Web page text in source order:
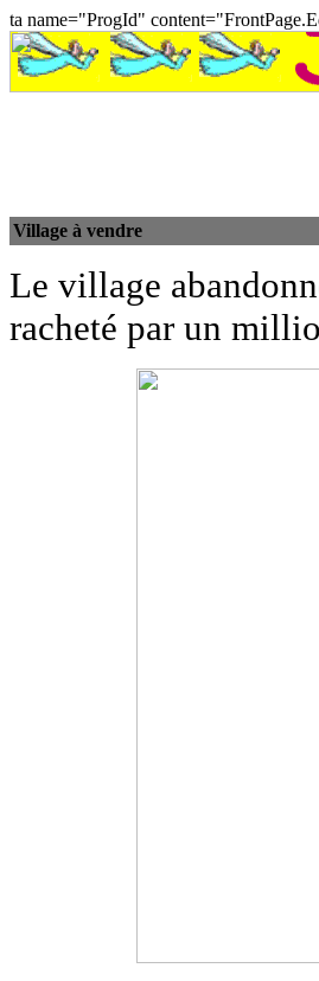
ta name="ProgId"
Village à vendre
Le village
racheté par un